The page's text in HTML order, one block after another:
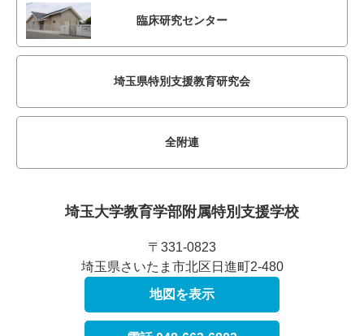
臨床研究センター
埼玉県特別支援教育研究会
全附連
埼玉大学教育学部附属特別支援学校
〒331-0823
埼玉県さいたま市北区日進町2-480
地図を表示